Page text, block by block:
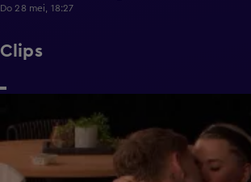
Do 28 mei, 18:27
Clips